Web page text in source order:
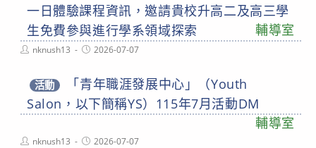
一日體驗課程資訊，邀請貴校升高二及高三學
生免費參與進行學系領域探索
輔導室
Postnknush13
Post2026-07-07
活動
「青年職涯發展中心」（Youth
Salon，以下簡稱YS）115年7月活動DM
輔導室
Postnknush13
Post2026-07-07